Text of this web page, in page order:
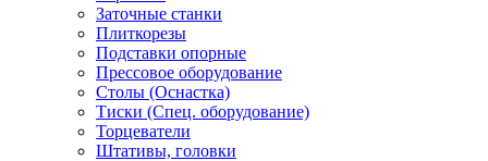
Заточные станки
Плиткорезы
Подставки опорные
Прессовое оборудование
Столы (Оснастка)
Тиски (Спец. оборудование)
Торцеватели
Штативы, головки